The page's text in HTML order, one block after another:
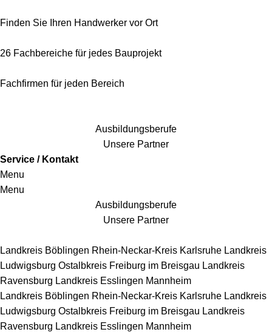
Finden Sie Ihren Handwerker vor Ort
26 Fachbereiche für jedes Bauprojekt
Fachfirmen für jeden Bereich
Ausbildungsberufe
Unsere Partner
Service / Kontakt
Menu
Menu
Ausbildungsberufe
Unsere Partner
Landkreis Böblingen Rhein-Neckar-Kreis Karlsruhe Landkreis
Ludwigsburg Ostalbkreis Freiburg im Breisgau Landkreis
Ravensburg Landkreis Esslingen Mannheim
Landkreis Böblingen Rhein-Neckar-Kreis Karlsruhe Landkreis
Ludwigsburg Ostalbkreis Freiburg im Breisgau Landkreis
Ravensburg Landkreis Esslingen Mannheim